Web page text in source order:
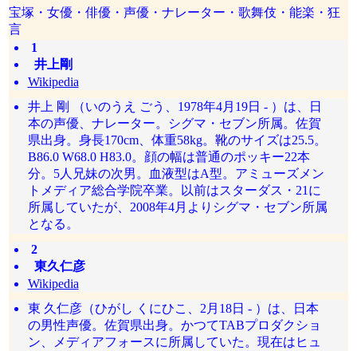
宝塚・女優・俳優・声優・ナレーター・歌舞伎・能楽・狂
言
1
井上剛
Wikipedia
井上 剛 （いのうえ ごう、1978年4月19日 - ）は、日
本の声優、ナレーター。シグマ・セブン所属。佐賀
県出身。身長170cm、体重58kg。靴のサイズは25.5。
B86.0 W68.0 H83.0。顔の幅は普通のポッキー22本
分。5人兄妹の次男。血液型はA型。アミューズメン
トメディア総合学院卒業。以前はスターダス・21に
所属していたが、2008年4月よりシグマ・セブン所属
となる。
2
東久仁彦
Wikipedia
東 久仁彦（ひがし くにひこ、2月18日 - ）は、日本
の男性声優。佐賀県出身。かつてTABプロダクショ
ン、メディアフォースに所属していた。現在はヒュ